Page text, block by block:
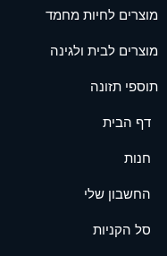
מוצרים לחיות מחמד
מוצרים לבית ולגינה
תוספי תזונה
דף הבית
חנות
החשבון שלי
סל הקניות